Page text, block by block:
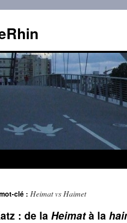
clé : Heimat vs Haimet
: de la Heimatà la